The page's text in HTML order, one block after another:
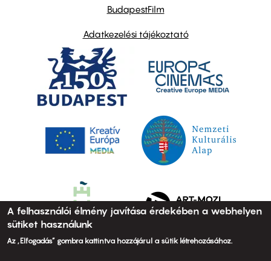
BudapestFilm
Adatkezelési tájékoztató
A felhasználói élmény javítása érdekében a webhelyen
sütiket használunk
Az „Elfogadás” gombra kattintva hozzájárul a sütik létrehozásához.